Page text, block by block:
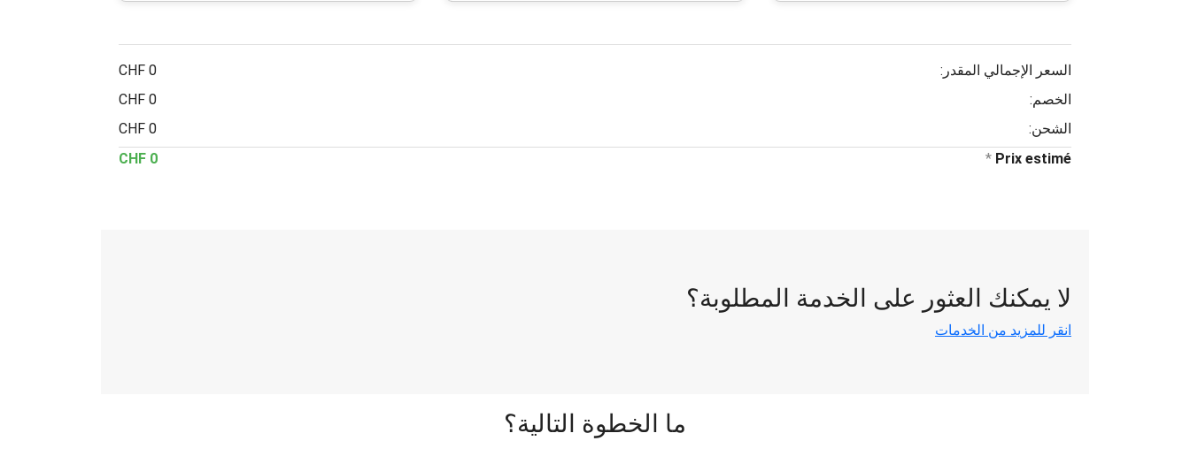
السعر الإجمالي المقدر:
0 CHF
الخصم:
0 CHF
الشحن:
0 CHF
Prix estimé
*
0 CHF
لا يمكنك العثور على الخدمة المطلوبة؟
انقر للمزيد من الخدمات
ما الخطوة التالية؟